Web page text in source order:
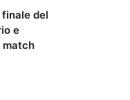
del
e
match